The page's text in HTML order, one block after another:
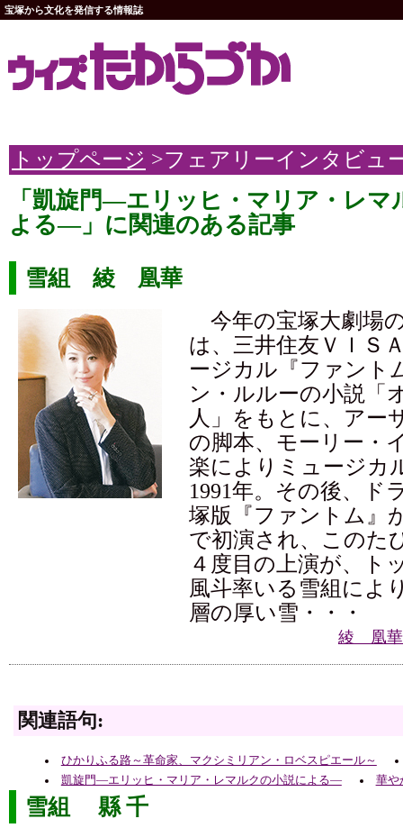
宝塚から文化を発信する情報誌
トップページ >フェアリーインタビュ
「凱旋門―エリッヒ・マリア・レマ
よる―」に関連のある記事
雪組 綾 凰華
今年の宝塚大劇場
は、三井住友ＶＩＳ
ージカル『ファント
ン・ルルーの小説「
人」をもとに、アー
の脚本、モーリー・
楽によりミュージカ
1991年。その後、ド
塚版『ファントム』
で初演され、このた
４度目の上演が、ト
風斗率いる雪組に
層の厚い雪・・・
綾 凰華
関連語句:
ひかりふる路～革命家、マクシミリアン・ロベスピエール～
凱旋門―エリッヒ・マリア・レマルクの小説による―
華や
雪組 縣 千